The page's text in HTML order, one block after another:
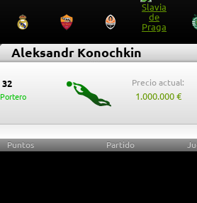
Aleksandr Konochkin
32
Portero
Precio actual:
1.000.000 €
Puntos Partido